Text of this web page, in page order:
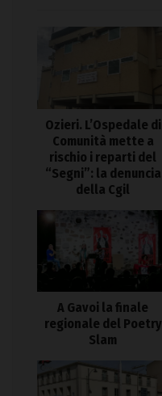
Ozieri. L’Ospedale di
Comunità mette a
rischio i reparti del
“Segni”: la denuncia
della Cgil
A Gavoi la finale
regionale del Poetry
Slam